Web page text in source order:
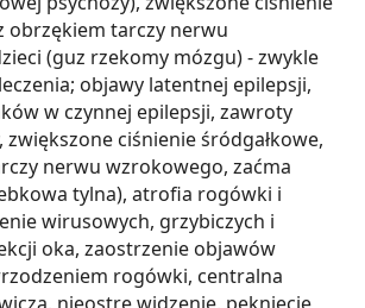
obrzękiem tarczy nerwu
(guz rzekomy mózgu) - zwykle
objawy latentnej epilepsji,
w czynnej epilepsji, zawroty
zwiększone ciśnienie śródgałkowe,
nerwu wzrokowego, zaćma
tylna), atrofia rogówki i
wirusowych, grzybiczych i
oka, zaostrzenie objawów
rogówki, centralna